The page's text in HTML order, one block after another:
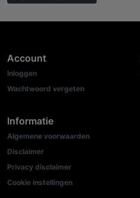
Account
Inloggen
Wachtwoord vergeten
Informatie
Algemene voorwaarden
Disclaimer
Privacy disclaimer
Cookie instellingen